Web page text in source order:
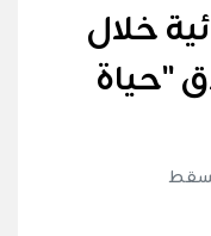
خلال
"حياة